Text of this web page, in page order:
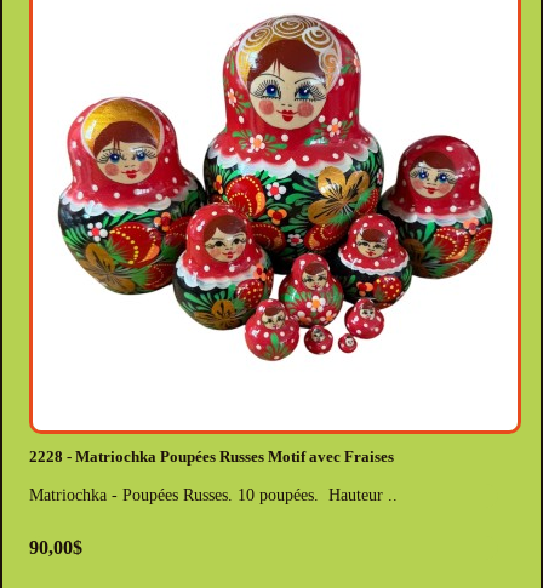
2228 - Matriochka Poupées Russes Motif avec Fraises
Matriochka - Poupées Russes. 10 poupées. Hauteur ..
90,00$